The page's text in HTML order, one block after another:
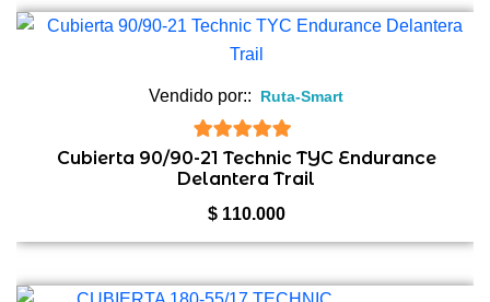
Vendido por:: Ruta-Smart
5de 5
Cubierta 90/90-21 Technic TYC Endurance
Delantera Trail
$110.000